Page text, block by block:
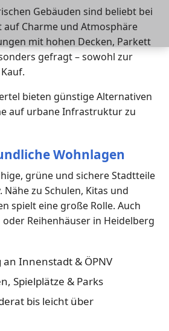
Gebäuden sind beliebt bei
auf Charme und Atmosphäre
mit hohen Decken, Parkett
gefragt – sowohl zur
bieten günstige Alternativen
auf urbane Infrastruktur zu
Wohnlagen
grüne und sichere Stadtteile
zu Schulen, Kitas und
spielt eine große Rolle. Auch
oder Reihenhäuser in Heidelberg
Innenstadt & ÖPNV
Spielplätze & Parks
bis leicht über